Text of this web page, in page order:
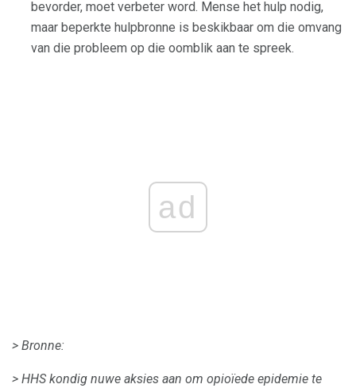
bevorder, moet verbeter word. Mense het hulp nodig,
maar beperkte hulpbronne is beskikbaar om die omvang
van die probleem op die oomblik aan te spreek.
ad
> Bronne:
> HHS kondig nuwe aksies aan om opioïede epidemie te